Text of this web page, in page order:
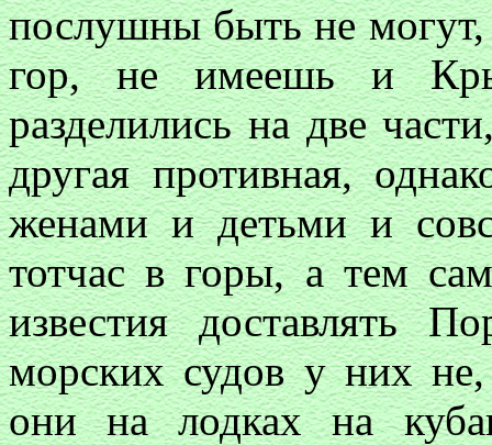
послушны быть не
гор, не имеешь и
разделились на две
другая противная,
женами и детьми и
тотчас в горы, а тем
известия доставлять
морских судов у них
они на лодках на